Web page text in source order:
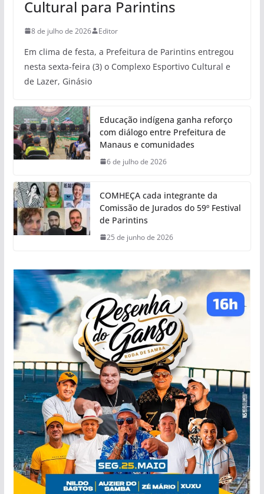
Cultural para Parintins
8 de julho de 2026 Editor
Em clima de festa, a Prefeitura de Parintins entregou
nesta sexta-feira (3) o Complexo Esportivo Cultural e
de Lazer, Ginásio
Educação indígena ganha reforço
com diálogo entre Prefeitura de
Manaus e comunidades
6 de julho de 2026
COMHEÇA cada integrante da
Comissão de Jurados do 59º Festival
de Parintins
25 de junho de 2026